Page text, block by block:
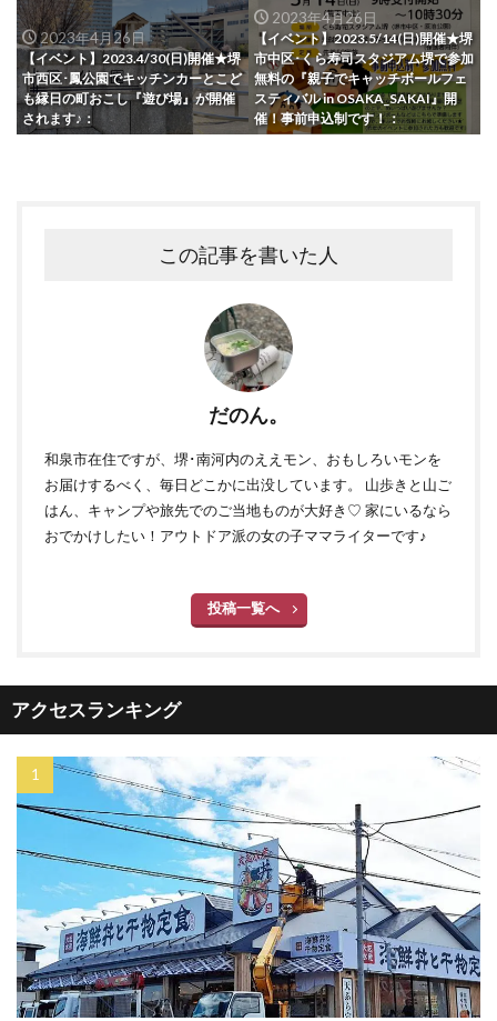
2023年4月26日
【イベント】2023.4/30(日)開催★堺
市西区･鳳公園でキッチンカーとこど
も縁日の町おこし『遊び場』が開催
されます♪：
2023年4月26日
【イベント】2023.5/14(日)開催★堺
市中区･くら寿司スタジアム堺で参加
無料の『親子でキャッチボールフェ
スティバル in OSAKA_SAKAI』開
催！事前申込制です！：
この記事を書いた人
だのん。
和泉市在住ですが、堺･南河内のええモン、おもしろいモンを
お届けするべく、毎日どこかに出没しています。 山歩きと山ご
はん、キャンプや旅先でのご当地ものが大好き♡ 家にいるなら
おでかけしたい！アウトドア派の女の子ママライターです♪
投稿一覧へ
アクセスランキング